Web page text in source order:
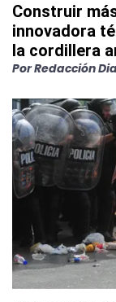
Construir
innovadora
la cordillera
PorRedacción